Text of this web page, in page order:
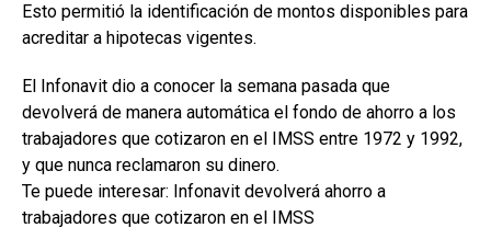
Esto permitió la identificación de montos disponibles para
acreditar a hipotecas vigentes.
El Infonavit dio a conocer la semana pasada que
devolverá de manera automática el fondo de ahorro a los
trabajadores que cotizaron en el IMSS entre 1972 y 1992,
y que nunca reclamaron su dinero.
Te puede interesar: Infonavit devolverá ahorro a
trabajadores que cotizaron en el IMSS